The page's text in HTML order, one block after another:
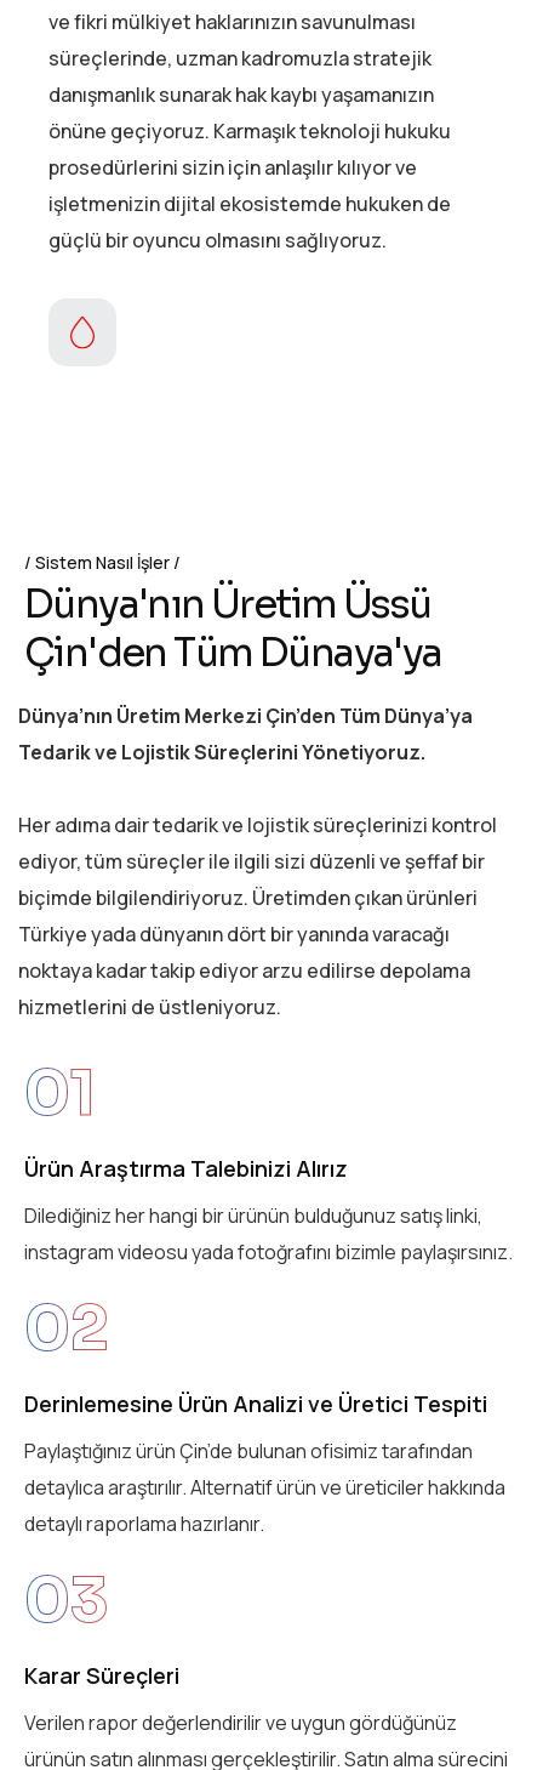
ve fikri mülkiyet haklarınızın savunulması
süreçlerinde, uzman kadromuzla stratejik
danışmanlık sunarak hak kaybı yaşamanızın
önüne geçiyoruz. Karmaşık teknoloji hukuku
prosedürlerini sizin için anlaşılır kılıyor ve
işletmenizin dijital ekosistemde hukuken de
güçlü bir oyuncu olmasını sağlıyoruz.
Sistem Nasıl İşler
Dünya'nın Üretim Üssü
Çin'den Tüm Dünaya'ya
Dünya’nın Üretim Merkezi Çin’den Tüm Dünya’ya
Tedarik ve Lojistik Süreçlerini Yönetiyoruz.
Her adıma dair tedarik ve lojistik süreçlerinizi kontrol
ediyor, tüm süreçler ile ilgili sizi düzenli ve şeffaf bir
biçimde bilgilendiriyoruz. Üretimden çıkan ürünleri
Türkiye yada dünyanın dört bir yanında varacağı
noktaya kadar takip ediyor arzu edilirse depolama
hizmetlerini de üstleniyoruz.
01
Ürün Araştırma Talebinizi Alırız
Dilediğiniz her hangi bir ürünün bulduğunuz satış linki,
instagram videosu yada fotoğrafını bizimle paylaşırsınız.
02
Derinlemesine Ürün Analizi ve Üretici Tespiti
Paylaştığınız ürün Çin’de bulunan ofisimiz tarafından
detaylıca araştırılır. Alternatif ürün ve üreticiler hakkında
detaylı raporlama hazırlanır.
03
Karar Süreçleri
Verilen rapor değerlendirilir ve uygun gördüğünüz
ürünün satın alınması gerçekleştirilir. Satın alma sürecini